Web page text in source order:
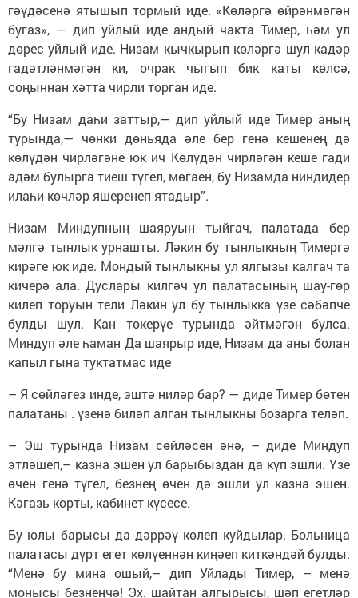
гәүдәсенә ятышып тормый иде. «Көләргә өйрәнмәгән
бугаз», — дип уйлый иде андый чакта Тимер, һәм ул
дөрес уйлый иде. Низам кычкырып көләргә шул кадәр
гадәтләнмәгән ки, очрак чыгып бик каты көлсә,
соңыннан хәтта чирли торган иде.
“Бу Низам даһи заттыр,— дип уйлый иде Тимер аның
турында,— чөнки дөньяда әле бер генә кешенең дә
көлүдән чирләгәне юк ич Көлүдән чирләгән кеше гади
адәм булырга тиеш түгел, мөгаен, бу Низамда ниндидер
илаһи көчләр яшеренеп ятадыр”.
Низам Миндупның шаяруын тыйгач, палатада бер
мәлгә тынлык урнашты. Ләкин бу тынлыкның Тимергә
кирәге юк иде. Мондый тынлыкны ул ялгызы калгач та
кичерә ала. Дуслары килгәч ул палатасының шау-гөр
килеп торуын тели Ләкин ул бу тынлыкка үзе сәбәпче
булды шул. Кан төкерүе турында әйтмәгән булса.
Миндуп әле һаман Да шаярыр иде, Низам да аны болан
капыл гына туктатмас иде
– Я сөйләгез инде, эштә ниләр бар? — диде Тимер бөтен
палатаны . үзенә биләп алган тынлыкны бозарга теләп.
– Эш турында Низам сөйләсен әнә, – диде Миндуп
этләшеп,– казна эшен ул барыбыздан да күп эшли. Үзе
өчен генә түгел, безнең өчен дә эшли ул казна эшен.
Кәгазь корты, кабинет күсесе.
Бу юлы барысы да дәррәү көлеп куйдылар. Больница
палатасы дүрт егет көлүеннән киңәеп киткәндәй булды.
“Менә бу мина ошый,– дип Уйлады Тимер, – менә
монысы безнеңчә! Эх. шайтан алгырысы, шәп егетләр